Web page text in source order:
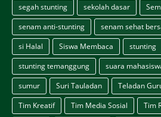
segah stunting
sekolah dasar
senam anti-stunting
senam sehat
si Halal
Siswa Membaca stunting
stunting temanggung
suara
sumur
Suri Tauladan Teladan
Tim Kreatif
Tim Media Sosial Tim